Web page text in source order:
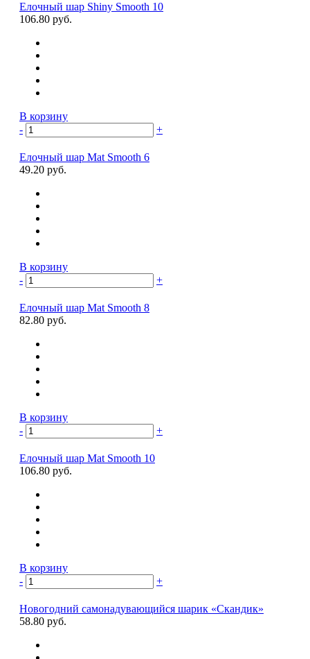
Елочный шар Shiny Smooth 10
106.80 руб.
В корзину
-
+
Елочный шар Mat Smooth 6
49.20 руб.
В корзину
-
+
Елочный шар Mat Smooth 8
82.80 руб.
В корзину
-
+
Елочный шар Mat Smooth 10
106.80 руб.
В корзину
-
+
Новогодний самонадувающийся шарик «Скандик»
58.80 руб.